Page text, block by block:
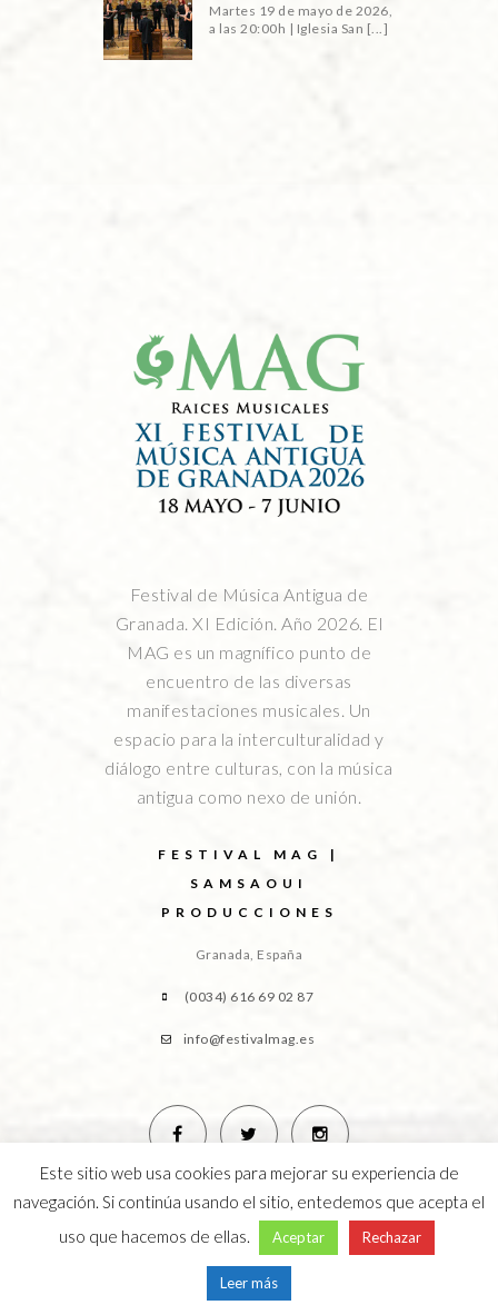
Martes 19 de mayo de 2026,
a las 20:00h | Iglesia San [...]
Festival de Música Antigua de
Granada. XI Edición. Año 2026. El
MAG es un magnífico punto de
encuentro de las diversas
manifestaciones musicales. Un
espacio para la interculturalidad y
diálogo entre culturas, con la música
antigua como nexo de unión.
FESTIVAL MAG |
SAMSAOUI
PRODUCCIONES
Granada, España
(0034) 616 69 02 87
info@festivalmag.es
Este sitio web usa cookies para mejorar su experiencia de
navegación. Si continúa usando el sitio, entedemos que acepta el
uso que hacemos de ellas.
Aceptar Rechazar
Leer más